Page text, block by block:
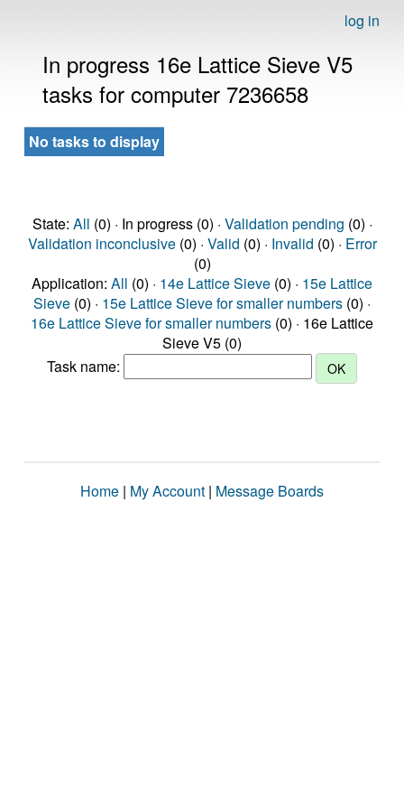
log in
In progress 16e Lattice Sieve V5
tasks for computer 7236658
No tasks to display
State: All (0) · In progress (0) · Validation pending (0) ·
Validation inconclusive(0) · Valid (0) · Invalid (0) · Error
(0)
Application: All (0) · 14e Lattice Sieve (0) · 15e Lattice
Sieve (0) · 15e Lattice Sieve for smaller numbers (0) ·
16e Lattice Sieve for smaller numbers (0) · 16e Lattice
Sieve V5 (0)
Task name:
Home | My Account | Message Boards